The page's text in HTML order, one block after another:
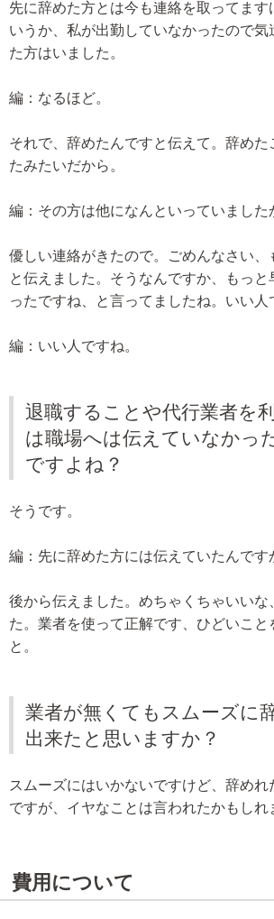
先に辞めた方とは今も連絡を取ってます
いうか、私が出勤していなかったので
た方はいました。
編：なるほど。
それで、辞めたんですと伝えて。辞めた
たみたいだから。
編：その方は他になんといっていました
優しい連絡がきたので。ごめんなさい、
と伝えました。そうなんですか、もっ
ったですね、と言ってましたね。いい人
編：いい人ですね。
退職することや代行業者を
は職場へは伝えていなかっ
ですよね？
そうです。
編：先に辞めた方には伝えていたんです
後から伝えました。めちゃくちゃいいな
た。業者を使って正解です、ひどいこと
と。
業者が無くてもスムーズに
出来たと思いますか？
スムーズにはいかないですけど、辞めれ
ですが、イヤなことは言われたかもしれ
費用について